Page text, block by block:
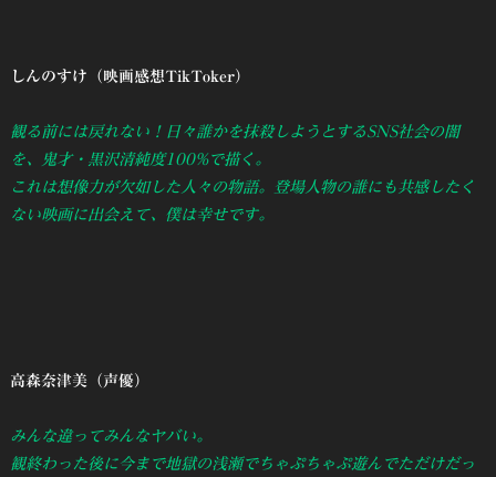
しんのすけ（映画感想TikToker）
観る前には戻れない！日々誰かを抹殺しようとするSNS社会の闇
を、鬼才・黒沢清純度100%で描く。
これは想像力が欠如した人々の物語。登場人物の誰にも共感したく
ない映画に出会えて、僕は幸せです。
高森奈津美（声優）
みんな違ってみんなヤバい。
観終わった後に今まで地獄の浅瀬でちゃぷちゃぷ遊んでただけだっ